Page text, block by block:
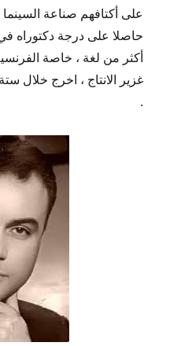
على أكتافهم صناعة
حاصلا على درجة دكتوراه
أكثر من لغة ، خاصة
غزير الانتاج ، اخرج خلال
.